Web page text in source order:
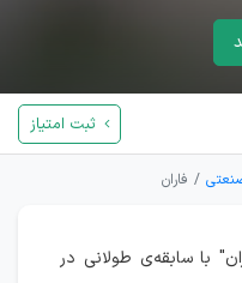
ثبت امتیاز
فاران
با سابقه‌ی طولانی در